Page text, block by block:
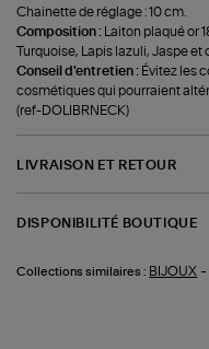
Chainette de réglage : 10 cm.
Composition :
Laiton plaqué or
Turquoise, Lapis lazuli, Jaspe et
Conseil d'entretien : Évitez les
cosmétiques qui pourraient
(ref-DOLIBRNECK)
LIVRAISON ET RETOUR
DISPONIBILITÉ BOUTIQUE
Collections similaires : BIJOUX